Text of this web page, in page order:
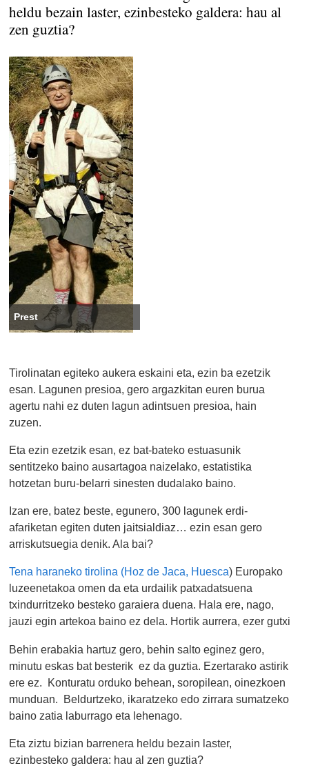
heldu bezain laster, ezinbesteko galdera: hau al
zen guztia?
Prest
Tirolinatan egiteko aukera eskaini eta, ezin ba ezetzik
esan. Lagunen presioa, gero argazkitan euren burua
agertu nahi ez duten lagun adintsuen presioa, hain
zuzen.
Eta ezin ezetzik esan, ez bat-bateko estuasunik
sentitzeko baino ausartagoa naizelako, estatistika
hotzetan buru-belarri sinesten dudalako baino.
Izan ere, batez beste, egunero, 300 lagunek erdi-
afariketan egiten duten jaitsialdiaz… ezin esan gero
arriskutsuegia denik. Ala bai?
Tena haraneko tirolina (Hoz de Jaca, Huesca) Europako
luzeenetakoa omen da eta urdailik patxadatsuena
txindurritzeko besteko garaiera duena. Hala ere, nago,
jauzi egin artekoa baino ez dela. Hortik aurrera, ezer gutxi
Behin erabakia hartuz gero, behin salto eginez gero,
minutu eskas bat besterik ez da guztia. Ezertarako astirik
ere ez. Konturatu orduko behean, soropilean, oinezkoen
munduan. Beldurtzeko, ikaratzeko edo zirrara sumatzeko
baino zatia laburrago eta lehenago.
Eta ziztu bizian barrenera heldu bezain laster,
ezinbesteko galdera: hau al zen guztia?